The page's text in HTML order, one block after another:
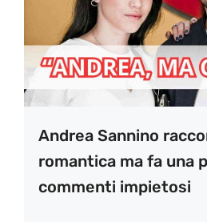
Andrea Sannino
romantica ma fa una
commenti impietosi